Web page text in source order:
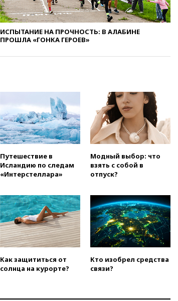
вчера, 12:48На фоне угрозы
БПЛА приостановил работу
вчера, 12:37
вчера, 11:53
В Уфе украинский
БПЛА попал в стройку вместо
предприятия
вчера, 11:11Одесса осталась
без света и воды
погибли в результате ночной
атаки БПЛА ВСУ на Белгород
инфраструктуре
вчера, 10:10Премьер Японии
снова не упомянула, чья
атомная бомба разрушила
Нагасаки
вчера, 09:47 Два ребенка
ранены в ходе атаки БПЛА на
ИСПЫТАНИЕ НА ПРОЧНОСТЬ: В АЛАБИНЕ
ПРОШЛА «ГОНКА ГЕРОЕВ»
Путешествие в
Исландию по следам
«Интерстеллара»
Модный выбор: что
взять с собой в
отпуск?
Как защититься от
солнца на курорте?
Кто изобрел средства
связи?